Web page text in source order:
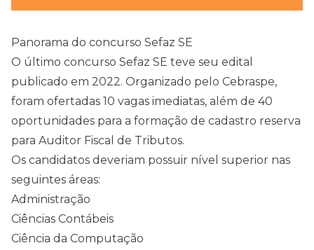
Panorama do concurso Sefaz SE
O último concurso Sefaz SE teve seu edital
publicado em 2022. Organizado pelo Cebraspe,
foram ofertadas 10 vagas imediatas, além de 40
oportunidades para a formação de cadastro reserva
para Auditor Fiscal de Tributos.
Os candidatos deveriam possuir nível superior nas
seguintes áreas:
Administração
Ciências Contábeis
Ciência da Computação